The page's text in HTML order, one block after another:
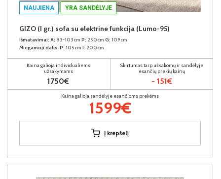
NAUJIENA YRA SANDĖLYJE
GIZO (I gr.) sofa su elektrine funkcija (Lumo-95)
Išmatavimai: A: 83-103cm P: 250cm G: 109cm
Miegamoji dalis: P: 105cm I: 200cm
Kaina galioja individualiems
užsakymams
1750€
Skirtumas tarp užsakomų ir sandėlyje
esančių prekių kainų
- 151€
Kaina galioja sandėlyje esančioms prekėms
1599€
Į krepšelį